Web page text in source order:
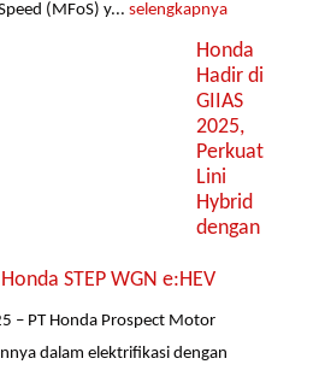
(MFoS) y...selengkapnya
Honda
Hadir di
GIIAS
2025,
Perkuat
Lini
Hybrid
dengan
STEP WGN e:HEV
– PT Honda Prospect Motor
dalam elektrifikasi dengan